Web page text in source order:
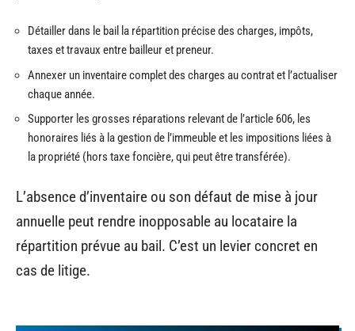
Détailler dans le bail la répartition précise des charges, impôts,
taxes et travaux entre bailleur et preneur.
Annexer un inventaire complet des charges au contrat et l’actualiser
chaque année.
Supporter les grosses réparations relevant de l’article 606, les
honoraires liés à la gestion de l’immeuble et les impositions liées à
la propriété (hors taxe foncière, qui peut être transférée).
L’absence d’inventaire ou son défaut de mise à jour
annuelle peut rendre inopposable au locataire la
répartition prévue au bail. C’est un levier concret en
cas de litige.